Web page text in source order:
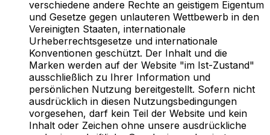
verschiedene andere Rechte an geistigem Eigentum
und Gesetze gegen unlauteren Wettbewerb in den
Vereinigten Staaten, internationale
Urheberrechtsgesetze und internationale
Konventionen geschützt. Der Inhalt und die
Marken werden auf der Website "im Ist-Zustand"
ausschließlich zu Ihrer Information und
persönlichen Nutzung bereitgestellt. Sofern nicht
ausdrücklich in diesen Nutzungsbedingungen
vorgesehen, darf kein Teil der Website und kein
Inhalt oder Zeichen ohne unsere ausdrückliche